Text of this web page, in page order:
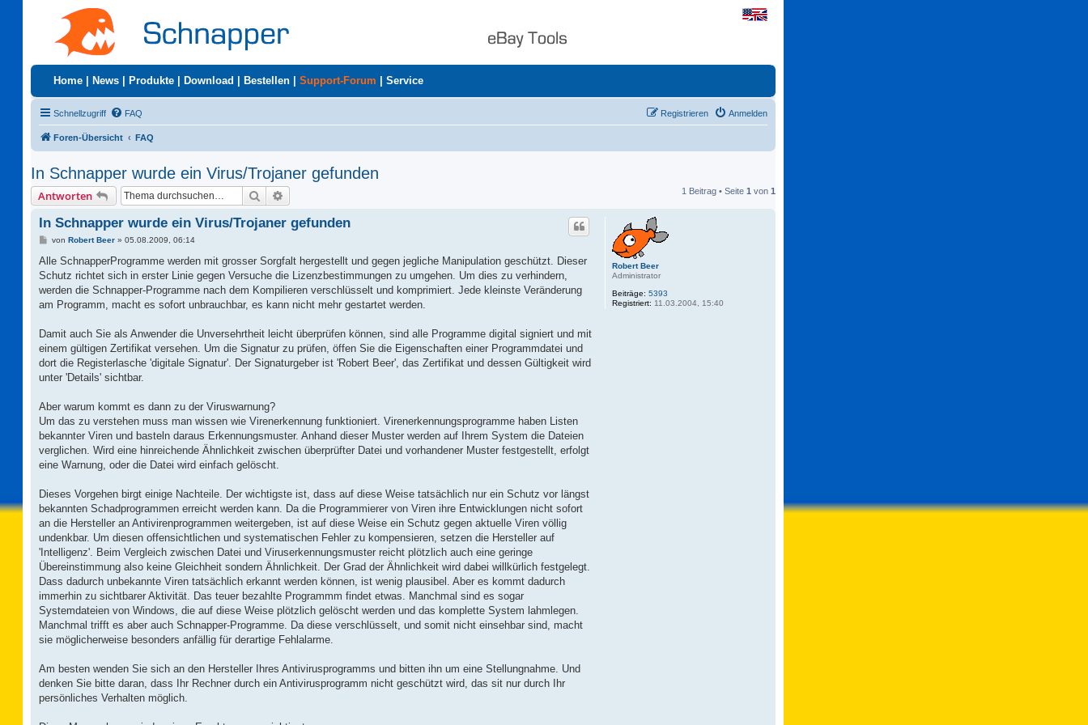
Home News Produkte Download Bestellen Support-Forum Service
Schnellzugriff FAQ Anmelden
Registrieren
Foren-Übersicht FAQ
In Schnapper wurde ein Virus/Trojaner gefunden
Antworten Suche 1 Beitrag • Seite 1 von 1
Robert Beer
Administrator
Beiträge: 5393
Registriert: 11.03.2004, 15:40
In Schnapper wurde ein Virus/Trojaner gefunden
B
i
r
a
von Robert Beer» 05.08.2009, 06:14
Alle SchnapperProgramme werden mit grosser Sorgfalt hergestellt und gegen jegliche Manipulation geschützt. Dieser
Schutz richtet sich in erster Linie gegen Versuche die Lizenzbestimmungen zu umgehen. Um dies zu verhindern,
werden die Schnapper-Programme nach dem Kompilieren verschlüsselt und komprimiert. Jede kleinste Veränderung
am Programm, macht es sofort unbrauchbar, es kann nicht mehr gestartet werden.
Damit auch Sie als Anwender die Unversehrtheit leicht überprüfen können, sind alle Programme digital signiert und mit
einem gültigen Zertifikat versehen. Um die Signatur zu prüfen, öffen Sie die Eigenschaften einer Programmdatei und
dort die Registerlasche 'digitale Signatur'. Der Signaturgeber ist 'Robert Beer', das Zertifikat und dessen Gültigkeit wird
unter 'Details' sichtbar.
Aber warum kommt es dann zu der Viruswarnung?
Um das zu verstehen muss man wissen wie Virenerkennung funktioniert. Virenerkennungsprogramme haben Listen
bekannter Viren und basteln daraus Erkennungsmuster. Anhand dieser Muster werden auf Ihrem System die Dateien
verglichen. Wird eine hinreichende Ähnlichkeit zwischen überprüfter Datei und vorhandener Muster festgestellt, erfolgt
eine Warnung, oder die Datei wird einfach gelöscht.
Dieses Vorgehen birgt einige Nachteile. Der wichtigste ist, dass auf diese Weise tatsächlich nur ein Schutz vor längst
bekannten Schadprogrammen erreicht werden kann. Da die Programmierer von Viren ihre Entwicklungen nicht sofort
an die Hersteller an Antivirenprogrammen weitergeben, ist auf diese Weise ein Schutz gegen aktuelle Viren völlig
undenkbar. Um diesen offensichtlichen und systematischen Fehler zu kompensieren, setzen die Hersteller auf
'Intelligenz'. Beim Vergleich zwischen Datei und Viruserkennungsmuster reicht plötzlich auch eine geringe
Übereinstimmung also keine Gleichheit sondern Ähnlichkeit. Der Grad der Ähnlichkeit wird dabei willkürlich festgelegt.
Dass dadurch unbekannte Viren tatsächlich erkannt werden können, ist wenig plausibel. Aber es kommt dadurch
immerhin zu sichtbarer Aktivität. Das teuer bezahlte Programmm findet etwas. Manchmal sind es sogar
Systemdateien von Windows, die auf diese Weise plötzlich gelöscht werden und das komplette System lahmlegen.
Manchmal trifft es aber auch Schnapper-Programme. Da diese verschlüsselt, und somit nicht einsehbar sind, macht
sie möglicherweise besonders anfällig für derartige Fehlalarme.
Am besten wenden Sie sich an den Hersteller Ihres Antivirusprogramms und bitten ihn um eine Stellungnahme. Und
denken Sie bitte daran, dass Ihr Rechner durch ein Antivirusprogramm nicht geschützt wird, das sit nur durch Ihr
persönliches Verhalten möglich.